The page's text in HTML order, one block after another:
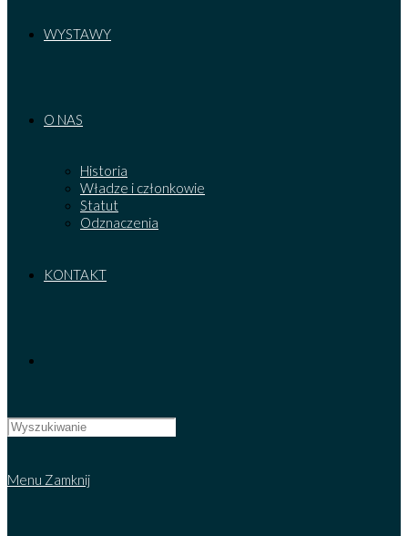
WYSTAWY
O NAS
Historia
Władze i członkowie
Statut
Odznaczenia
KONTAKT
Search
this
Menu Zamknij